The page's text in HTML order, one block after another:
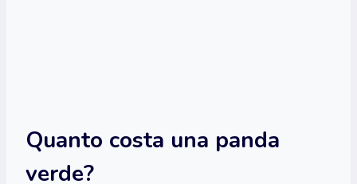
Quanto costa una panda
verde?